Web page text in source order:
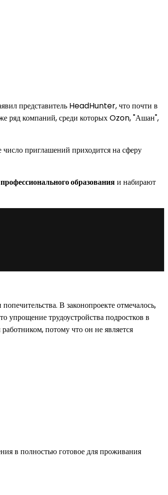
представитель HeadHunter, что почти в
ряд компаний, среди которых Ozon, "Ашан",
приглашений приходится на сферу
образованияи набирают
В законопроекте отмечалось,
упрощение трудоустройства подростков в
потому что он не является
в полностью готовое для проживания